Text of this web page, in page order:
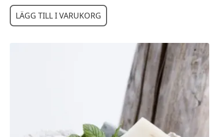
LÄGG TILL I VARUKORG